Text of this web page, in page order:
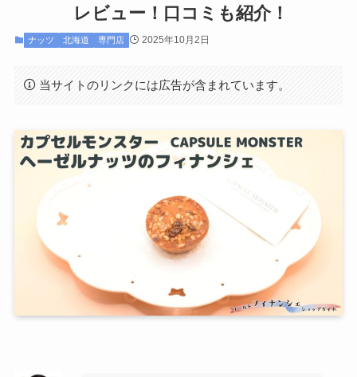
レビュー！口コミも紹介！
ナッツ 北海道 専門店 2025年10月2日
当サイトのリンクには広告が含まれています。